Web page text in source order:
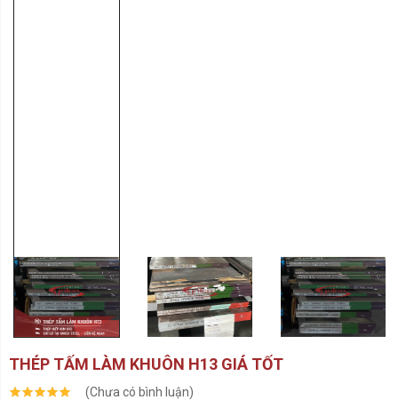
THÉP TẤM LÀM KHUÔN H13 GIÁ TỐT
(Chưa có bình luận)